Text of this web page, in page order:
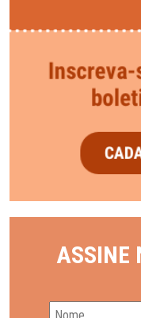
ASSINE